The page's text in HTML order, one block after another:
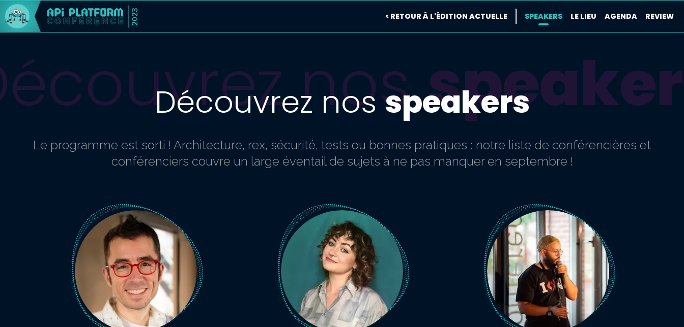
2023 < RETOUR À L'ÉDITION ACTUELLE SPEAKERS LE LIEU AGENDA REVIEW
nos
Découvrez nosspeakers
Le programme est sorti ! Architecture, rex, sécurité, tests ou bonnes pratiques : notre liste de conférencières et
conférenciers couvre un large éventail de sujets à ne pas manquer en septembre !